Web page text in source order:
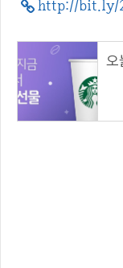
http://bit.ly/
오